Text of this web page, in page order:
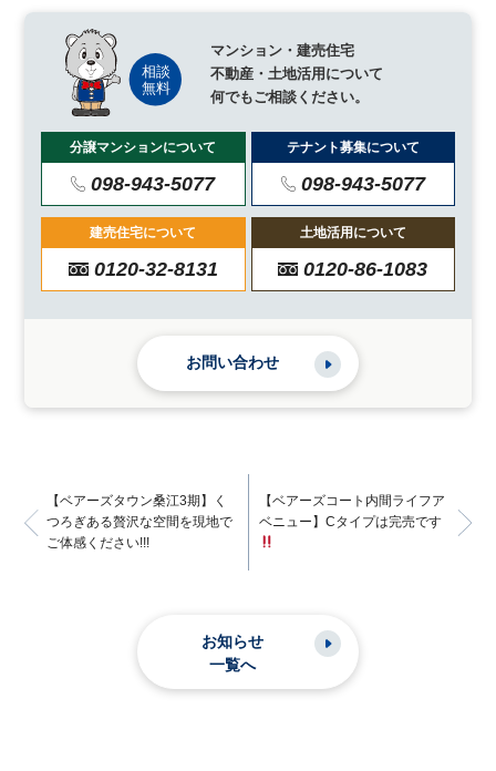
マンション・建売住宅
不動産・土地活用について
何でもご相談ください。
分譲マンションについて
098-943-5077
テナント募集について
098-943-5077
建売住宅について
0120-32-8131
土地活用について
0120-86-1083
お問い合わせ
【ベアーズタウン桑江3期】く
つろぎある贅沢な空間を現地で
ご体感ください!!!
【ベアーズコート内間ライフア
ベニュー】Cタイプは完売です
お知らせ
一覧へ